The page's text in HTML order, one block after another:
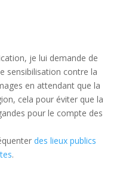
je lui demande de
sensibilisation contre la
en attendant que la
cela pour éviter que la
pour le compte des
des lieux publics
.